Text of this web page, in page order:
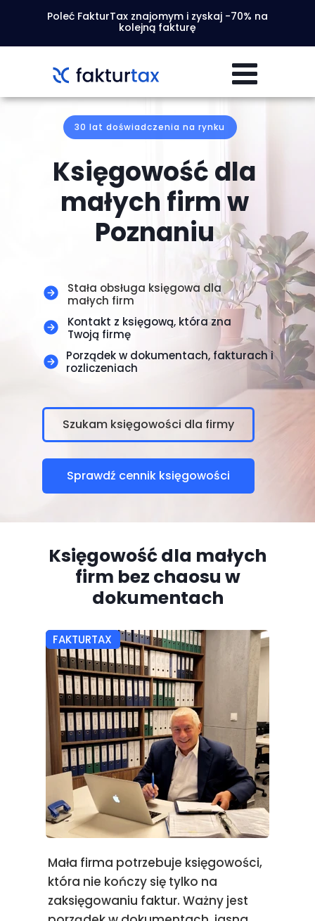
Poleć FakturTax znajomym i zyskaj -70% na
kolejną fakturę
Księgowość dla
małych firm w
Poznaniu
Stała obsługa księgowa dla
małych firm
Kontakt z księgową, która zna
Twoją firmę
Porządek w dokumentach, fakturach i
rozliczeniach
Szukam księgowości dla firmy
Sprawdź cennik księgowości
30 lat doświadczenia na rynku
FAKTURTAX
Księgowość dla małych
firm bez chaosu w
dokumentach
Mała firma potrzebuje księgowości,
która nie kończy się tylko na
zaksięgowaniu faktur. Ważny jest